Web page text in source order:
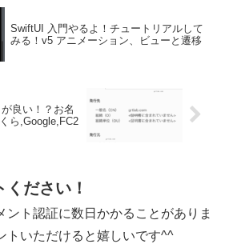
SwiftUI 入門やるよ！チュートリアルして
みる！v5 アニメーション、ビューと遷移
良い！？お名
ら,Google,FC2
ださい！
ント認証に数日かかることがありま
トいただけると嬉しいです^^